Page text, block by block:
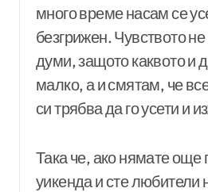
много време насам се
безгрижен. Чувството
думи, защото каквото и
малко, а и смятам, че
си трябва да го усети и
Така че, ако нямате още
уикенда и сте любители